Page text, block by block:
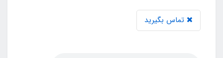
تماس بگیرید